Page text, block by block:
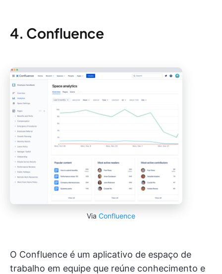
4. Confluence
Via Confluence
O Confluence é um aplicativo de espaço de
trabalho em equipe que reúne conhecimento e